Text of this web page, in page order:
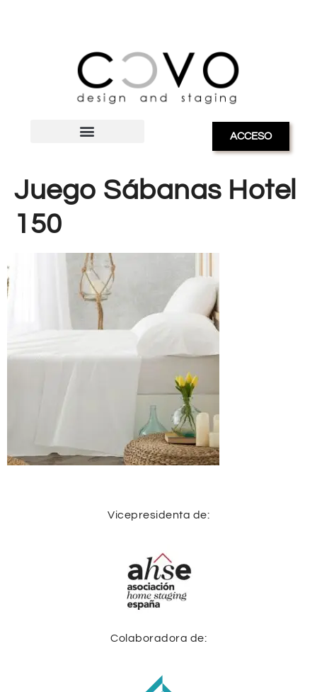
ACCESO
Juego Sábanas Hotel
150
Vicepresidenta de:
Colaboradora de: